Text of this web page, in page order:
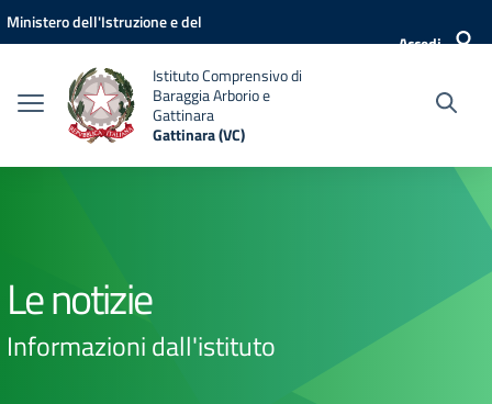
Vai ai contenuti
Vai al menu di navigazione
Vai al footer
Ministero dell'Istruzione e del
Accedi
Istituto Comprensivo di
Baraggia Arborio e
Gattinara
Gattinara (VC)
Le notizie
Informazioni dall'istituto